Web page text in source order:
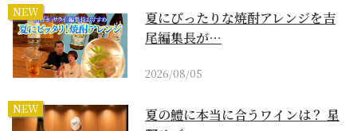
NEW
夏にぴったりな焼酎アレンジを吉
尾編集長が…
2026/08/05
NEW
夏の鱧に本当に合うワインは？ 星